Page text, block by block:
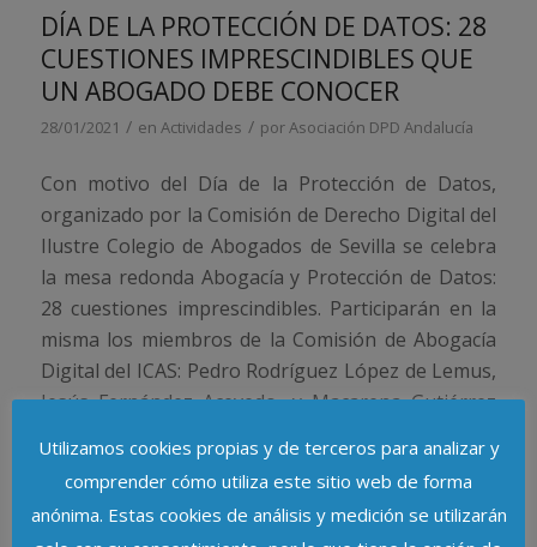
DÍA DE LA PROTECCIÓN DE DATOS: 28
CUESTIONES IMPRESCINDIBLES QUE
UN ABOGADO DEBE CONOCER
28/01/2021 / en Actividades / porAsociación DPD Andalucía
Con motivo del Día de la Protección de Datos,
organizado por la Comisión de Derecho Digital del
Ilustre Colegio de Abogados de Sevilla se celebra
la mesa redonda Abogacía y Protección de Datos:
28 cuestiones imprescindibles. Participarán en la
misma los miembros de la Comisión de Abogacía
Digital del ICAS: Pedro Rodríguez López de Lemus,
Jesús Fernández Acevedo, y Macarena Gutiérrez
de la Junta de Gobierno y coordinadora de la
Comisión de Abogacía Digital.
Utilizamos cookies propias y de terceros para analizar y
comprender cómo utiliza este sitio web de forma
anónima. Estas cookies de análisis y medición se utilizarán